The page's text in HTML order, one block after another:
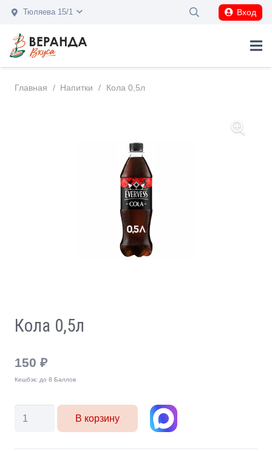
Тюляева 15/1 Вход
Главная / Напитки / Кола 0,5л
Кола 0,5л
150 ₽
Кешбэк: до 8 Баллов
Количество
Кола
В корзину